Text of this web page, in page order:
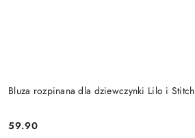
Bluza rozpinana dla dziewczynki Lilo i Stitch
Cena:
59.90